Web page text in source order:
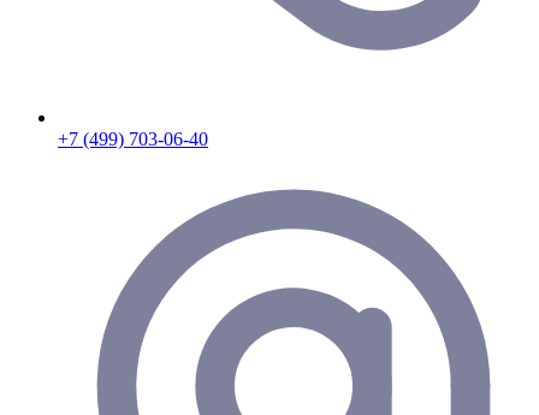
+7 (499) 703-06-40